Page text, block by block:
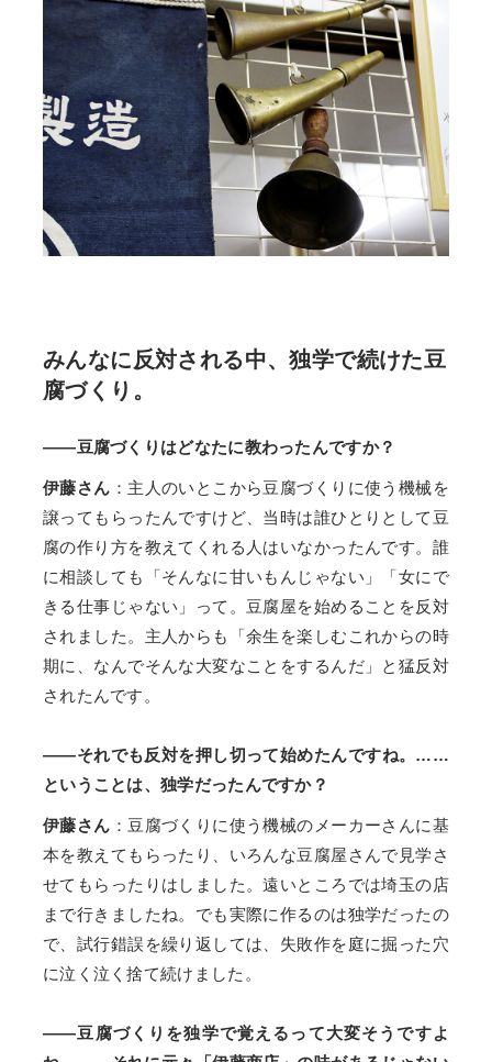
みんなに反対される中、独学で続けた豆
腐づくり。
——豆腐づくりはどなたに教わったんですか？
伊藤さん ：主人のいとこから豆腐づくりに使う機械を
譲ってもらったんですけど、当時は誰ひとりとして豆
腐の作り方を教えてくれる人はいなかったんです。誰
に相談しても「そんなに甘いもんじゃない」「女にで
きる仕事じゃない」って。豆腐屋を始めることを反対
されました。主人からも「余生を楽しむこれからの時
期に、なんでそんな大変なことをするんだ」と猛反対
されたんです。
——それでも反対を押し切って始めたんですね。……
ということは、独学だったんですか？
伊藤さん ：豆腐づくりに使う機械のメーカーさんに基
本を教えてもらったり、いろんな豆腐屋さんで見学さ
せてもらったりはしました。遠いところでは埼玉の店
まで行きましたね。でも実際に作るのは独学だったの
で、試行錯誤を繰り返しては、失敗作を庭に掘った穴
に泣く泣く捨て続けました。
——豆腐づくりを独学で覚えるって大変そうですよ